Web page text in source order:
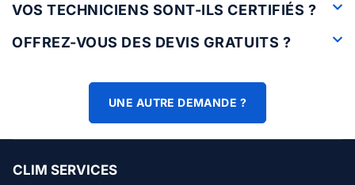
VOS TECHNICIENS SONT-ILS CERTIFIÉS ?
OFFREZ-VOUS DES DEVIS GRATUITS ?
UNE AUTRE DEMANDE ?
CLIM SERVICES